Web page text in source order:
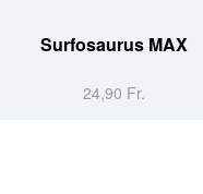
Surfosaurus MAX
24,90 Fr.